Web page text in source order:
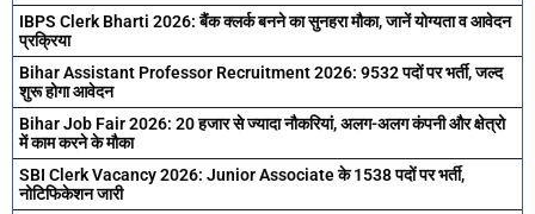
IBPS Clerk Bharti 2026: बैंक क्लर्क बनने का सुनहरा मौका, जानें योग्यता व आवेदन
प्रक्रिया
Bihar Assistant Professor Recruitment 2026: 9532 पदों पर भर्ती, जल्द
शुरू होगा आवेदन
Bihar Job Fair 2026: 20 हजार से ज्यादा नौकरियां, अलग-अलग कंपनी और क्षेत्रो
में काम करने के मौका
SBI Clerk Vacancy 2026: Junior Associate के 1538 पदों पर भर्ती,
नोटिफिकेशन जारी